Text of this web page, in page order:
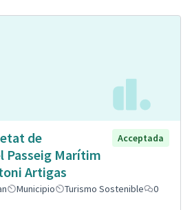
de
Passeig Marítim
Artigas
Acceptada
Municipio Turismo Sostenible
0